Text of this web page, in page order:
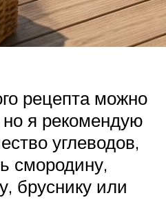
рецепта можно
я рекомендую
углеводов,
смородину,
бруснику или